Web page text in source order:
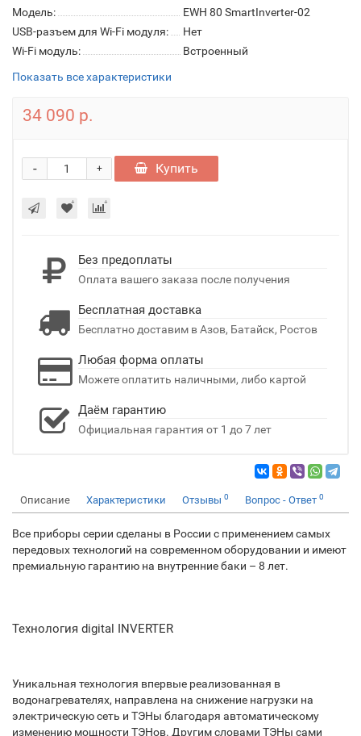
Модель:
EWH 80 SmartInverter-02
USB-разъем для Wi-Fi модуля:
Нет
Wi-Fi модуль:
Встроенный
Показать все характеристики
34 090 р.
+
- Купить
Без предоплаты
Оплата вашего заказа после получения
Бесплатная доставка
Бесплатно доставим в Азов, Батайск, Ростов
Любая форма оплаты
Можете оплатить наличными, либо картой
Даём гарантию
Официальная гарантия от 1 до 7 лет
Описание Характеристики Отзывы 0 Вопрос - Ответ 0
Все приборы серии сделаны в России с применением самых
передовых технологий на современном оборудовании и имеют
премиальную гарантию на внутренние баки – 8 лет.
Технология digital INVERTER
Уникальная технология впервые реализованная в
водонагревателях, направлена на снижение нагрузки на
электрическую сеть и ТЭНы благодаря автоматическому
изменению мощности ТЭНов. Другим словами ТЭНы сами